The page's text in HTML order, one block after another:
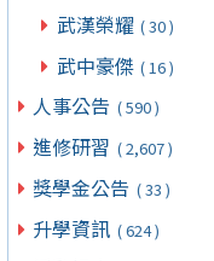
武漢榮耀 ( 30 )
武中豪傑 ( 16 )
人事公告 ( 590 )
進修研習 ( 2,607 )
獎學金公告 ( 33 )
升學資訊 ( 624 )